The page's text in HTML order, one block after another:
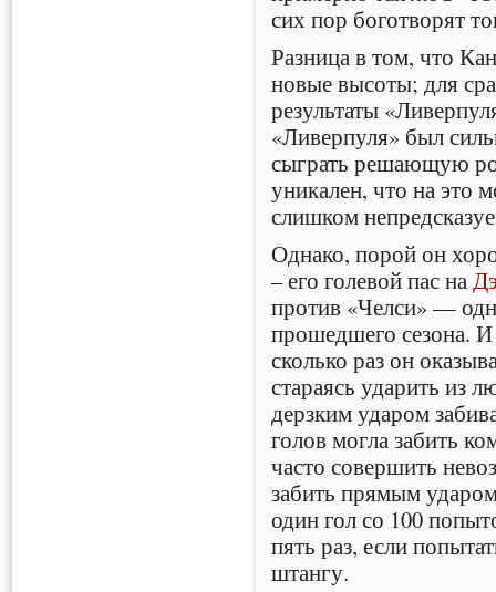
сих пор боготворят
Разница в том, что
новые высоты; для
результаты
«Ливерпуля» был
сыграть решающую
уникален, что на это
слишком
Однако, порой он
– его голевой пас на
против «Челси» —
прошедшего сезона.
сколько раз он
стараясь ударить из
дерзким ударом
голов могла забить
часто совершить
забить прямым
один гол со 100
пять раз, если
штангу.